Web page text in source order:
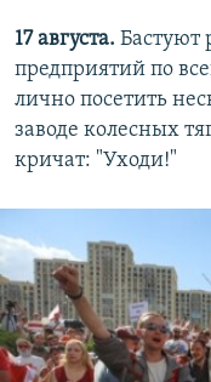
17 августа. Бастуют
предприятий по
лично посетить
заводе колесных
кричат: "Уходи!"